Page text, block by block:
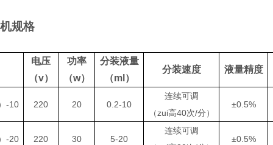
规格
电压
（v）
功率
（w）
分装液量
（ml ）
分装速度
液量精度
-10 220 20 0.2-10
连续可调
（zui高40次/分）
±0.5%
-20 220 30 5-20
连续可调
±0.5%